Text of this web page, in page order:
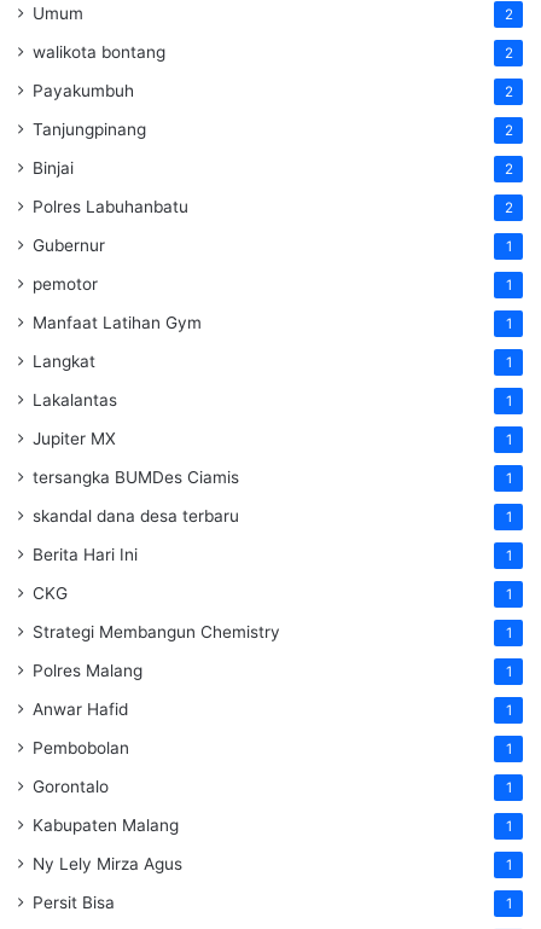
Umum 2
walikota bontang 2
Payakumbuh 2
Tanjungpinang 2
Binjai 2
Polres Labuhanbatu 2
Gubernur 1
pemotor 1
Manfaat Latihan Gym 1
Langkat 1
Lakalantas 1
Jupiter MX 1
tersangka BUMDes Ciamis 1
skandal dana desa terbaru 1
Berita Hari Ini 1
CKG 1
Strategi Membangun Chemistry 1
Polres Malang 1
Anwar Hafid 1
Pembobolan 1
Gorontalo 1
Kabupaten Malang 1
Ny Lely Mirza Agus 1
Persit Bisa 1